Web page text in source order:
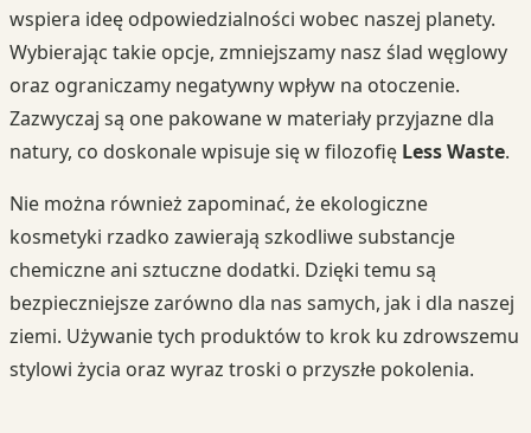
wspiera ideę odpowiedzialności wobec naszej planety.
Wybierając takie opcje, zmniejszamy nasz ślad węglowy
oraz ograniczamy negatywny wpływ na otoczenie.
Zazwyczaj są one pakowane w materiały przyjazne dla
natury, co doskonale wpisuje się w filozofię Less Waste.
Nie można również zapominać, że ekologiczne
kosmetyki rzadko zawierają szkodliwe substancje
chemiczne ani sztuczne dodatki. Dzięki temu są
bezpieczniejsze zarówno dla nas samych, jak i dla naszej
ziemi. Używanie tych produktów to krok ku zdrowszemu
stylowi życia oraz wyraz troski o przyszłe pokolenia.